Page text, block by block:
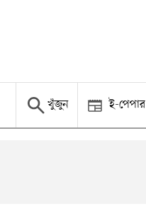
খুঁজুন ই-পেপার